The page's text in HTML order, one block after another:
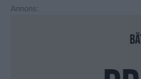
Annons: